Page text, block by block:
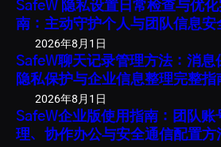
SafeW 隐私设置日常检查与优
南：主动守护个人与团队信息安
2026年8月1日
SafeW聊天记录管理方法：消息
隐私保护与企业信息整理完整指
2026年8月1日
SafeW企业版使用指南：团队账
理、协作办公与安全通信配置方